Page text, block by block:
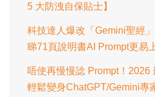
5 大防洩自保貼士】
科技達人爆改「Gemini聖經
睇71頁說明書AI Prompt更易
唔使再慢慢諗 Prompt！2026
輕鬆變身ChatGPT/Gemini專